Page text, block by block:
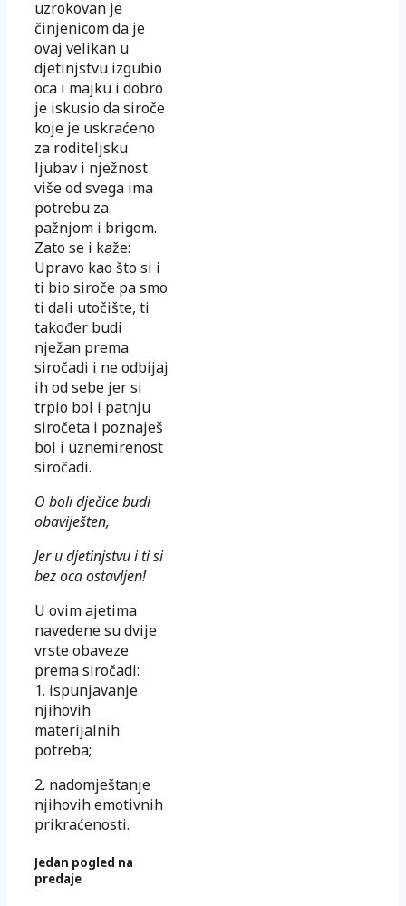
uzrokovan je
činjenicom da je
ovaj velikan u
djetinjstvu izgubio
oca i majku i dobro
je iskusio da siroče
koje je uskraćeno
za roditeljsku
ljubav i nježnost
više od svega ima
potrebu za
pažnjom i brigom.
Zato se i kaže:
Upravo kao što si i
ti bio siroče pa smo
ti dali utočište, ti
također budi
nježan prema
siročadi i ne odbijaj
ih od sebe jer si
trpio bol i patnju
siročeta i poznaješ
bol i uznemirenost
siročadi.
O boli dječice budi
obaviješten,
Jer u djetinjstvu i ti si
bez oca ostavljen!
U ovim ajetima
navedene su dvije
vrste obaveze
prema siročadi:
1. ispunjavanje
njihovih
materijalnih
potreba;
2. nadomještanje
njihovih emotivnih
prikraćenosti.
Jedan pogled na
predaje